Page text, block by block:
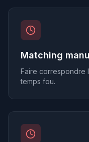
Matching
Faire correspondre
temps fou.